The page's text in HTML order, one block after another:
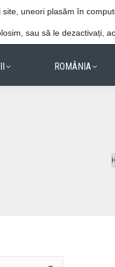
în detalii.
ROMÂNIA
uneori plasăm în
sau să le dezactivați,